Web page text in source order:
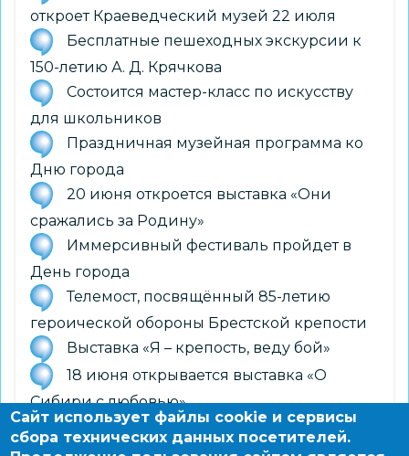
откроет Краеведческий музей 22 июля
Бесплатные пешеходных экскурсии к
150-летию А. Д. Крячкова
Состоится мастер-класс по искусству
для школьников
Праздничная музейная программа ко
Дню города
20 июня откроется выставка «Они
сражались за Родину»
Иммерсивный фестиваль пройдет в
День города
Телемост, посвящённый 85-летию
героической обороны Брестской крепости
Выставка «Я – крепость, веду бой»
18 июня открывается выставка «О
Сибири с любовью»
9 июня откроется выставка
Сайт использует файлы cookie и сервисы
сбора технических данных посетителей.